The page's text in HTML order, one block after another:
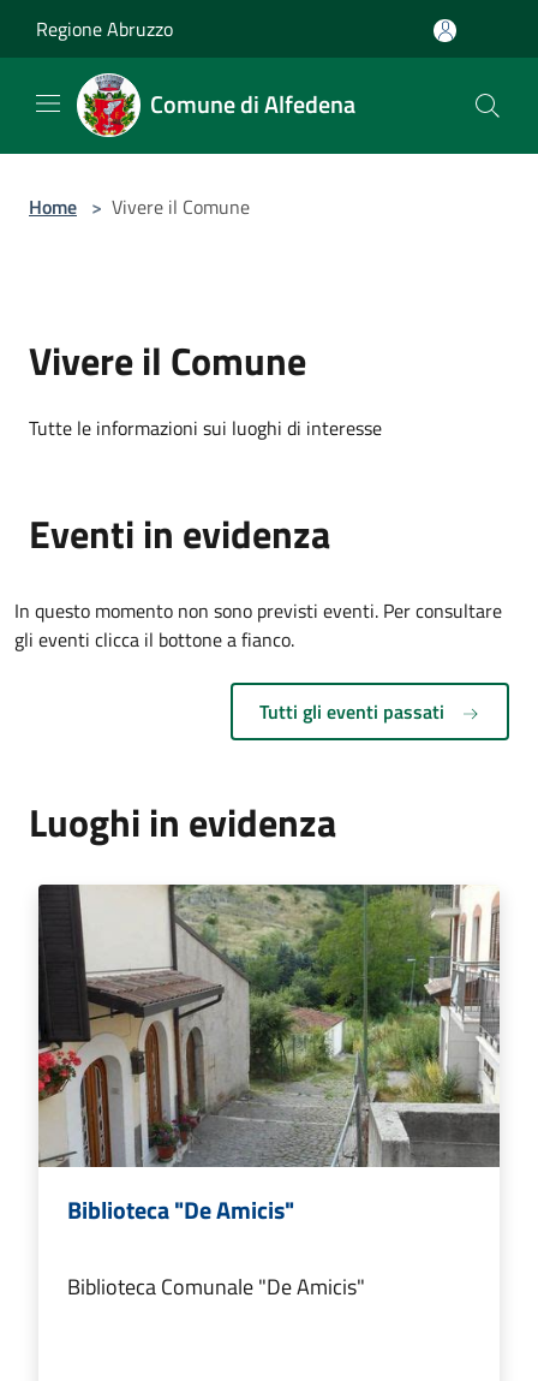
Regione Abruzzo
Comune di Alfedena
Home > Vivere il Comune
Vivere il Comune
Tutte le informazioni sui luoghi di interesse
Eventi in evidenza
In questo momento non sono previsti eventi. Per consultare
gli eventi clicca il bottone a fianco.
Tutti gli eventi passati
Luoghi in evidenza
Biblioteca "De Amicis"
Biblioteca Comunale "De Amicis"